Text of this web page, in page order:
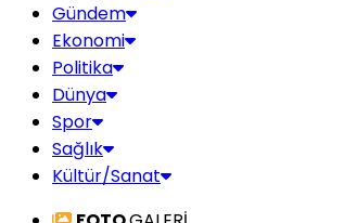
Gündem
Ekonomi
Politika
Dünya
Spor
Sağlık
Kültür/Sanat